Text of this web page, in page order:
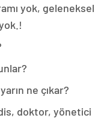
yok, geleneksel
ne çıkar?
doktor, yönetici